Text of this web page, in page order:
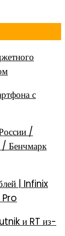
с
/
Бенчмарк
| Infinix
и RT из-